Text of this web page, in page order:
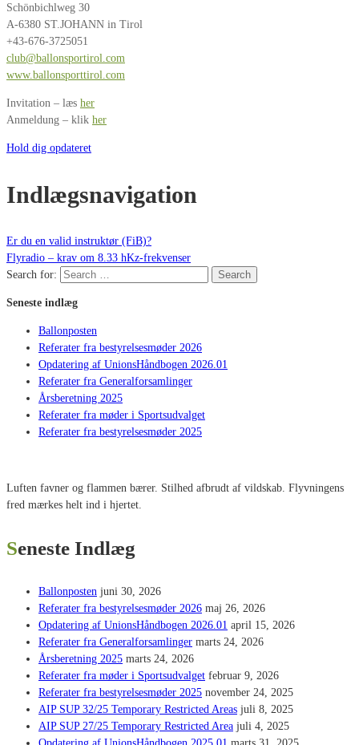
Schönbichlweg 30
A-6380 ST.JOHANN in Tirol
+43-676-3725051
club@ballonsportirol.com
www.ballonsporttirol.com
Invitation – læs her
Anmeldung – klik her
Hold dig opdateret
Indlægsnavigation
Er du en valid instruktør (FiB)?
Flyradio – krav om 8.33 hKz-frekvenser
Search for:
Search
Seneste indlæg
Ballonposten
Referater fra bestyrelsesmøder 2026
Opdatering af UnionsHåndbogen 2026.01
Referater fra Generalforsamlinger
Årsberetning 2025
Referater fra møder i Sportsudvalget
Referater fra bestyrelsesmøder 2025
Luften favner og flammen bærer. Stilhed afbrudt af vildskab. Flyvningens
fred mærkes helt ind i hjertet.
Seneste Indlæg
Ballonposten juni 30, 2026
Referater fra bestyrelsesmøder 2026 maj 26, 2026
Opdatering af UnionsHåndbogen 2026.01 april 15, 2026
Referater fra Generalforsamlinger marts 24, 2026
Årsberetning 2025 marts 24, 2026
Referater fra møder i Sportsudvalget februar 9, 2026
Referater fra bestyrelsesmøder 2025 november 24, 2025
AIP SUP 32/25 Temporary Restricted Areas juli 8, 2025
AIP SUP 27/25 Temporary Restricted Area juli 4, 2025